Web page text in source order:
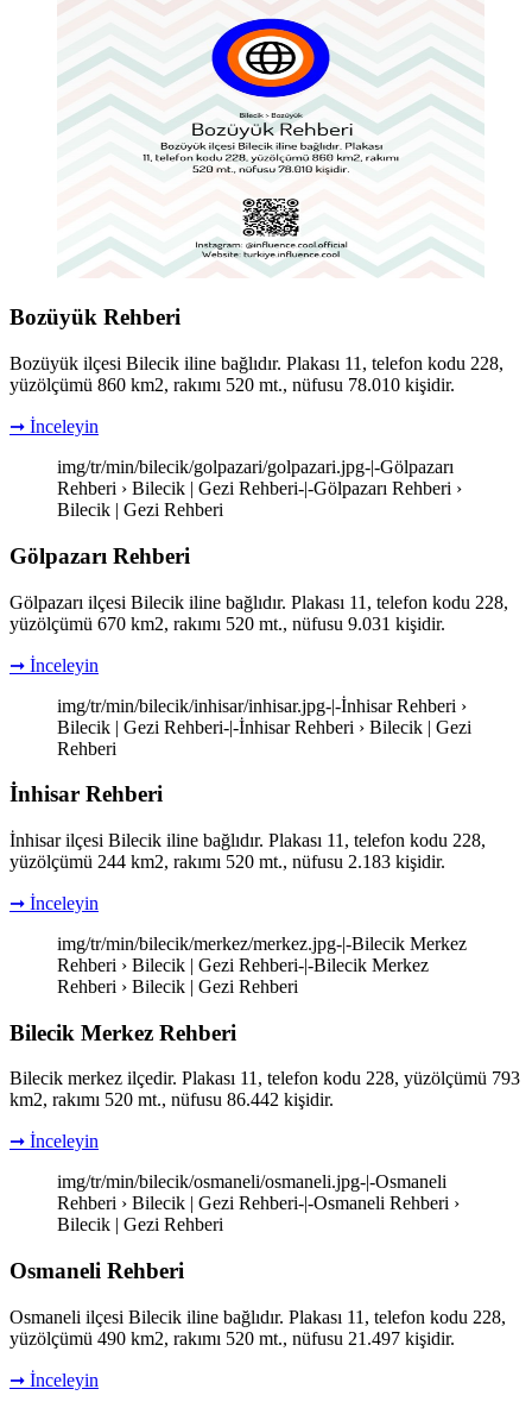
Bozüyük Rehberi
Bozüyük ilçesi Bilecik iline bağlıdır. Plakası 11, telefon kodu 228,
yüzölçümü 860 km2, rakımı 520 mt., nüfusu 78.010 kişidir.
➞ İnceleyin
img/tr/min/bilecik/golpazari/golpazari.jpg-|-Gölpazarı
Rehberi › Bilecik | Gezi Rehberi-|-Gölpazarı Rehberi ›
Bilecik | Gezi Rehberi
Gölpazarı Rehberi
Gölpazarı ilçesi Bilecik iline bağlıdır. Plakası 11, telefon kodu 228,
yüzölçümü 670 km2, rakımı 520 mt., nüfusu 9.031 kişidir.
➞ İnceleyin
img/tr/min/bilecik/inhisar/inhisar.jpg-|-İnhisar Rehberi ›
Bilecik | Gezi Rehberi-|-İnhisar Rehberi › Bilecik | Gezi
Rehberi
İnhisar Rehberi
İnhisar ilçesi Bilecik iline bağlıdır. Plakası 11, telefon kodu 228,
yüzölçümü 244 km2, rakımı 520 mt., nüfusu 2.183 kişidir.
➞ İnceleyin
img/tr/min/bilecik/merkez/merkez.jpg-|-Bilecik Merkez
Rehberi › Bilecik | Gezi Rehberi-|-Bilecik Merkez
Rehberi › Bilecik | Gezi Rehberi
Bilecik Merkez Rehberi
Bilecik merkez ilçedir. Plakası 11, telefon kodu 228, yüzölçümü 793
km2, rakımı 520 mt., nüfusu 86.442 kişidir.
➞ İnceleyin
img/tr/min/bilecik/osmaneli/osmaneli.jpg-|-Osmaneli
Rehberi › Bilecik | Gezi Rehberi-|-Osmaneli Rehberi ›
Bilecik | Gezi Rehberi
Osmaneli Rehberi
Osmaneli ilçesi Bilecik iline bağlıdır. Plakası 11, telefon kodu 228,
yüzölçümü 490 km2, rakımı 520 mt., nüfusu 21.497 kişidir.
➞ İnceleyin